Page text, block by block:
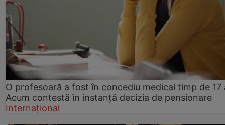
O profesoară a fost în concediu medical timp de 17
Acum contestă în instanță decizia de pensionare
Internațional